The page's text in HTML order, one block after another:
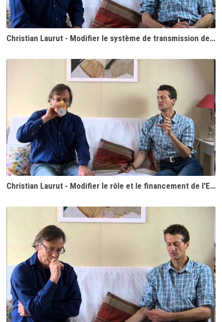
Christian Laurut - Modifier le système de transmission de la propriété
Christian Laurut - Modifier le rôle et le financement de l'Etat